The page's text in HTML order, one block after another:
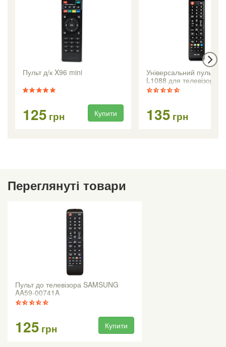
Пульт д/к X96 mini
125 грн Купити
Універсальний пульт
L1088 для телевізорів
SAMSUNG
135 грн
Переглянуті товари
Пульт до телевізора SAMSUNG
AA59-00741A
125 грн Купити